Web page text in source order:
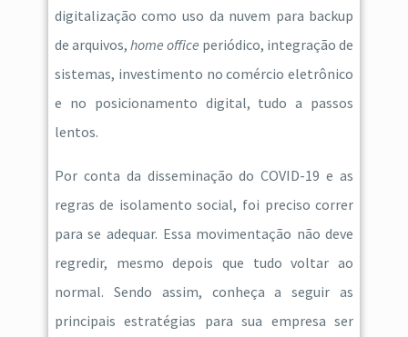
digitalização como uso da nuvem para backup
de arquivos, home office periódico, integração de
sistemas, investimento no comércio eletrônico
e no posicionamento digital, tudo a passos
lentos.
Por conta da disseminação do COVID-19 e as
regras de isolamento social, foi preciso correr
para se adequar. Essa movimentação não deve
regredir, mesmo depois que tudo voltar ao
normal. Sendo assim, conheça a seguir as
principais estratégias para sua empresa ser